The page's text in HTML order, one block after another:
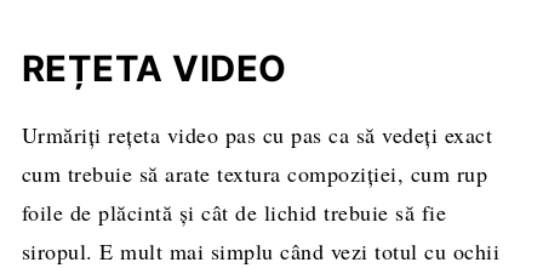
REȚETA VIDEO
Urmăriți rețeta video pas cu pas ca să vedeți exact
cum trebuie să arate textura compoziției, cum rup
foile de plăcintă și cât de lichid trebuie să fie
siropul. E mult mai simplu când vezi totul cu ochii